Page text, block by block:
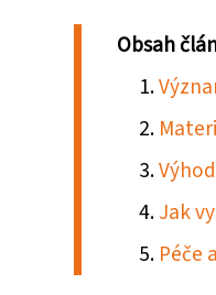
Obsah
Jak
Péče